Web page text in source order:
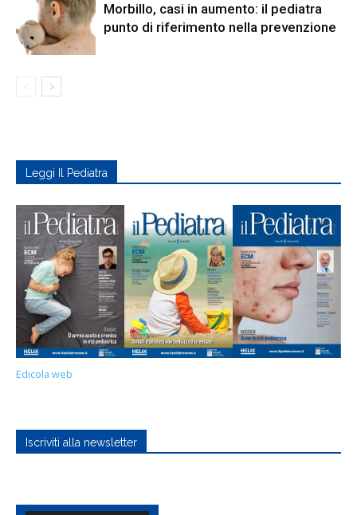
Morbillo, casi in aumento: il pediatra
punto di riferimento nella prevenzione
Leggi Il Pediatra
Edicola web
Iscriviti alla newsletter